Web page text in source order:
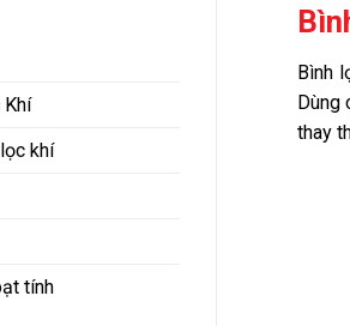
Khí
khí
tính
Bình
Dùng
thay